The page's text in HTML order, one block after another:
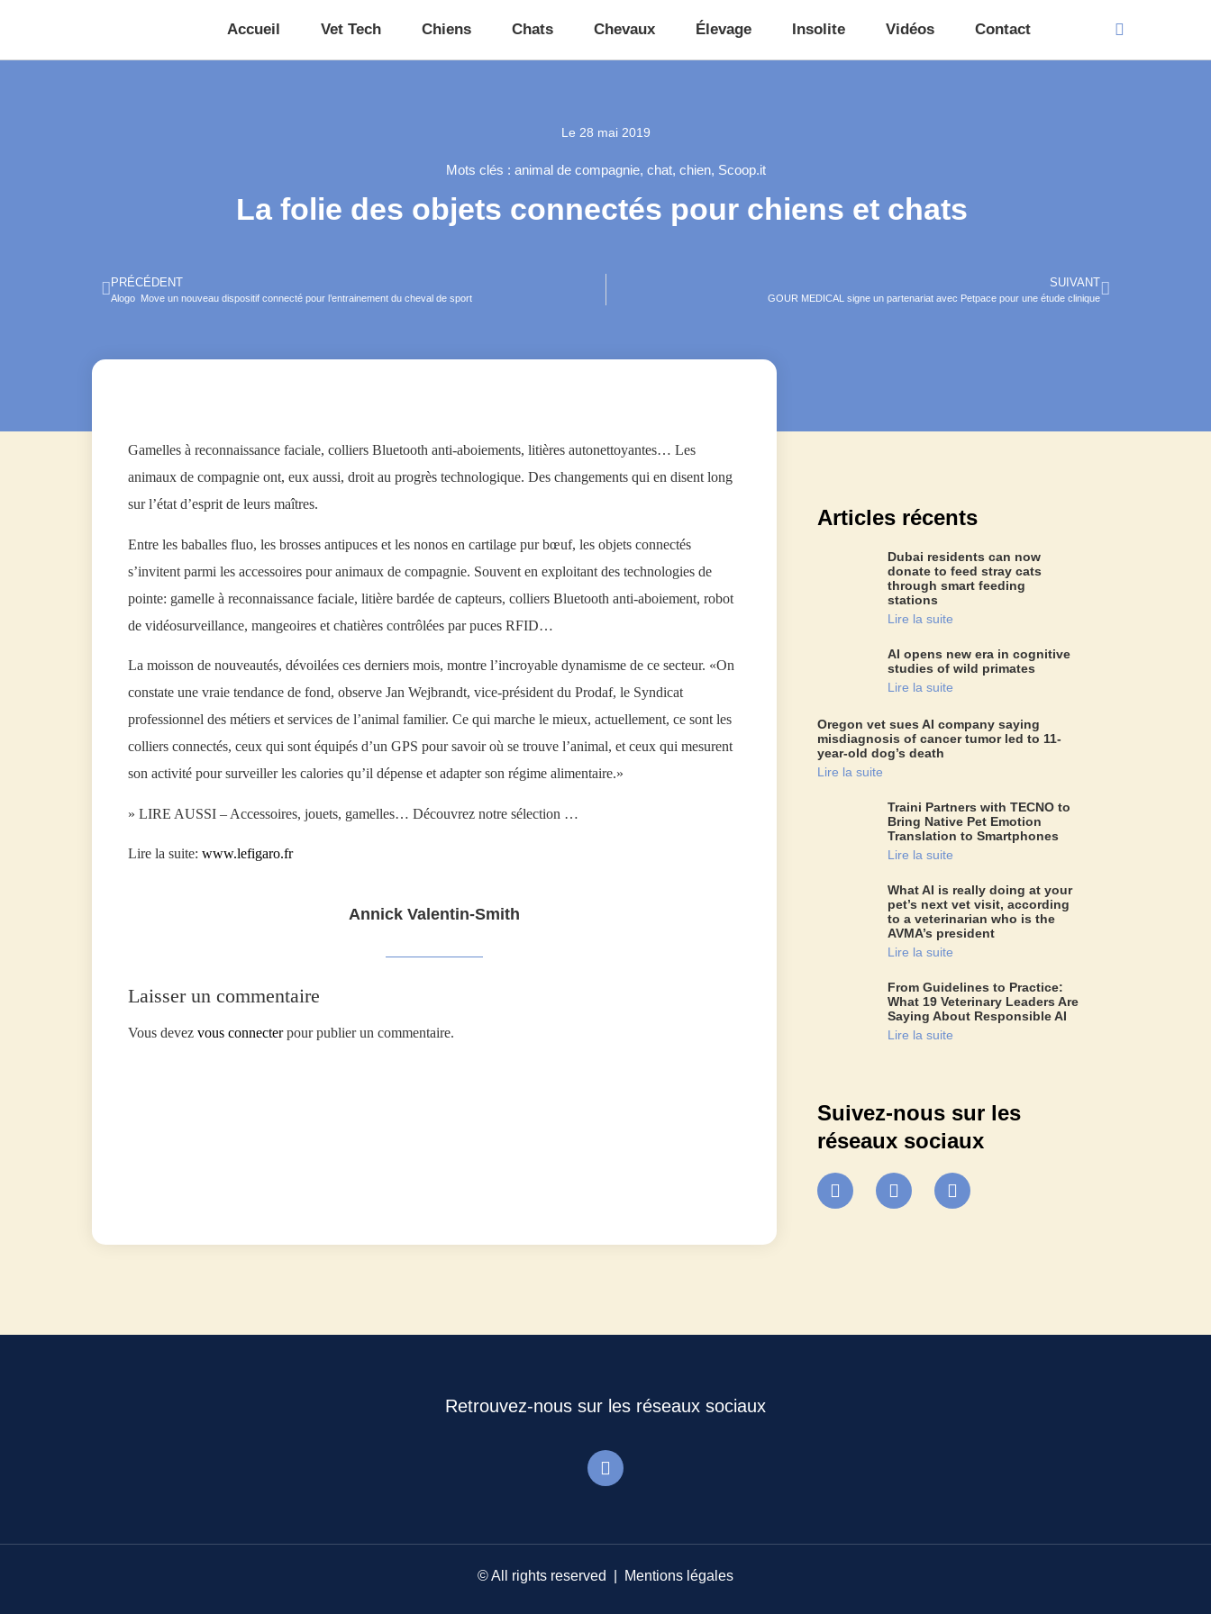
Accueil Vet Tech Chiens Chats Chevaux Élevage Insolite Vidéos Contact
Le 28 mai 2019
Mots clés : animal de compagnie, chat, chien, Scoop.it
La folie des objets connectés pour chiens et chats
PRÉCÉDENT
Alogo Move un nouveau dispositif connecté pour l’entrainement du cheval de sport
SUIVANT
GOUR MEDICAL signe un partenariat avec Petpace pour une étude clinique
Gamelles à reconnaissance faciale, colliers Bluetooth anti-aboiements, litières autonettoyantes… Les
animaux de compagnie ont, eux aussi, droit au progrès technologique. Des changements qui en disent long
sur l’état d’esprit de leurs maîtres.
Entre les baballes fluo, les brosses antipuces et les nonos en cartilage pur bœuf, les objets connectés
s’invitent parmi les accessoires pour animaux de compagnie. Souvent en exploitant des technologies de
pointe: gamelle à reconnaissance faciale, litière bardée de capteurs, colliers Bluetooth anti-aboiement, robot
de vidéosurveillance, mangeoires et chatières contrôlées par puces RFID…
La moisson de nouveautés, dévoilées ces derniers mois, montre l’incroyable dynamisme de ce secteur. «On
constate une vraie tendance de fond, observe Jan Wejbrandt, vice-président du Prodaf, le Syndicat
professionnel des métiers et services de l’animal familier. Ce qui marche le mieux, actuellement, ce sont les
colliers connectés, ceux qui sont équipés d’un GPS pour savoir où se trouve l’animal, et ceux qui mesurent
son activité pour surveiller les calories qu’il dépense et adapter son régime alimentaire.»
» LIRE AUSSI – Accessoires, jouets, gamelles… Découvrez notre sélection …
Lire la suite: www.lefigaro.fr
Annick Valentin-Smith
Laisser un commentaire
Vous devez vous connecterpour publier un commentaire.
Articles récents
Dubai residents can now
donate to feed stray cats
through smart feeding
stations
Lire la suite
AI opens new era in cognitive
studies of wild primates
Lire la suite
Oregon vet sues AI company saying
misdiagnosis of cancer tumor led to 11-
year-old dog’s death
Lire la suite
Traini Partners with TECNO to
Bring Native Pet Emotion
Translation to Smartphones
Lire la suite
What AI is really doing at your
pet’s next vet visit, according
to a veterinarian who is the
AVMA’s president
Lire la suite
From Guidelines to Practice:
What 19 Veterinary Leaders Are
Saying About Responsible AI
Lire la suite
Suivez-nous sur les
réseaux sociaux
Retrouvez-nous sur les réseaux sociaux
© All rights reserved | Mentions légales